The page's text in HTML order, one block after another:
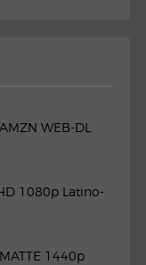
WEB-DL
1080p Latino-
1440p